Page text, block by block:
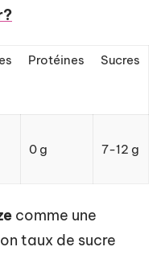
Protéines Sucres
0 g 7-12 g
comme une
taux de sucre